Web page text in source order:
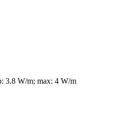
3.8 W/m; max: 4 W/m